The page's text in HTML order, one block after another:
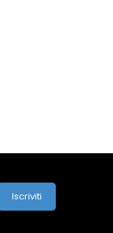
Iscriviti